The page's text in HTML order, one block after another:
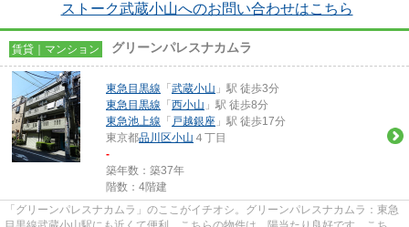
ストーク武蔵小山へのお問い合わせはこちら
賃貸｜マンション グリーンパレスナカムラ
東急目黒線 「 武蔵小山 」駅 徒歩3分
東急目黒線 「 西小山 」駅 徒歩8分
東急池上線 「 戸越銀座 」駅 徒歩17分
東京都品川区小山 ４丁目
-
築年数：築37年
階数：4階建
「グリーンパレスナカムラ」のここがイチオシ。グリーンパレスナカムラ：東急